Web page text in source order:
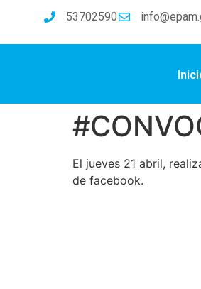
53702590
El jueves 21 abril,
de facebook.